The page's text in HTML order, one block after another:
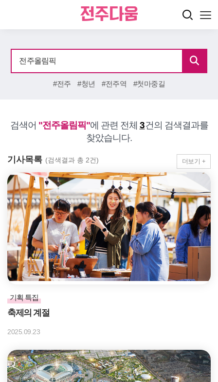
#전주 #청년 #전주역 #첫마중길
검색어 "전주올림픽"에 관련 전체 3건의 검색결과를
찾았습니다.
기사목록 (검색결과 총 2건) 더보기 +
기획 특집
축제의 계절
2025.09.23